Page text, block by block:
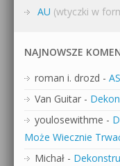
AU (wtyczki w
NAJNOWSZE
roman i. drozd -
Van Guitar -
youlosewithme -
Może Wiecznie
Michał -